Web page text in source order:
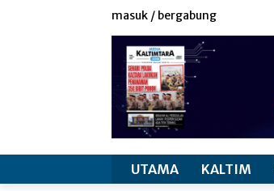
masuk / bergabung
UTAMA KALTIM